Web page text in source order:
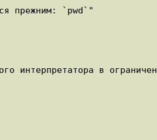
прежним: `pwd`"
интерпретатора в